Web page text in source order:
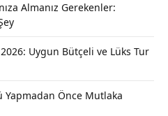
Almanız Gerekenler:
Uygun Bütçeli ve Lüks Tur
Yapmadan Önce Mutlaka